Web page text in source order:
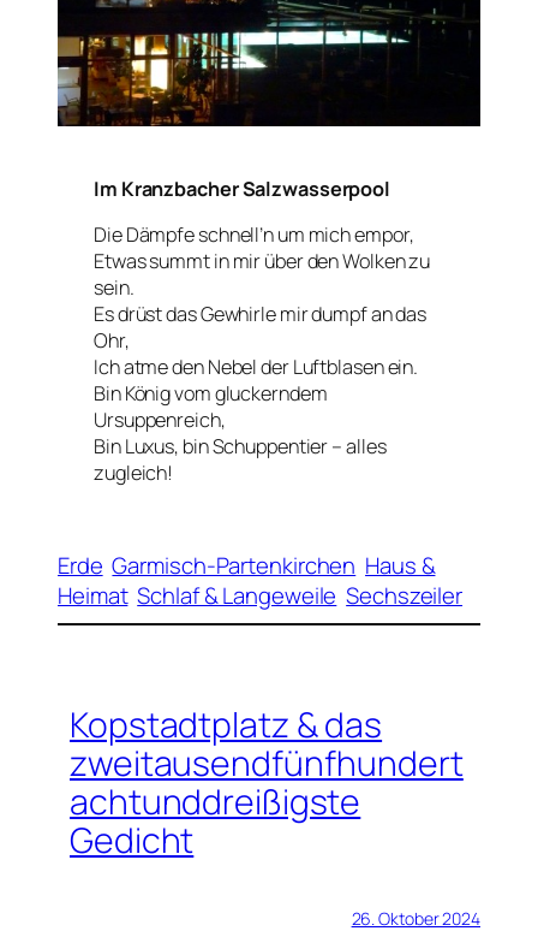
Im Kranzbacher Salzwasserpool
Die Dämpfe schnell’n um mich empor,
Etwas summt in mir über den Wolken zu
sein.
Es drüst das Gewhirle mir dumpf an das
Ohr,
Ich atme den Nebel der Luftblasen ein.
Bin König vom gluckerndem
Ursuppenreich,
Bin Luxus, bin Schuppentier – alles
zugleich!
Erde Garmisch-Partenkirchen Haus &
Heimat Schlaf & Langeweile Sechszeiler
Kopstadtplatz & das
zweitausendfünfhundert
achtunddreißigste
Gedicht
26. Oktober 2024